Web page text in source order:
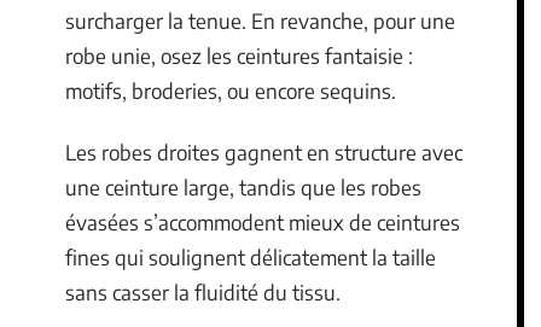
surcharger la tenue. En revanche, pour une
robe unie, osez les ceintures fantaisie :
motifs, broderies, ou encore sequins.
Les robes droites gagnent en structure avec
une ceinture large, tandis que les robes
évasées s’accommodent mieux de ceintures
fines qui soulignent délicatement la taille
sans casser la fluidité du tissu.